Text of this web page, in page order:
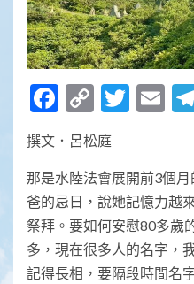
Facebook
Copy
Link
撰文．呂松庭
那是水陸法會展開前3個
爸的忌日，說她記憶力越
祭拜。要如何安慰80多歲
多，現在很多人的名字，
記得長相，要隔段時間名